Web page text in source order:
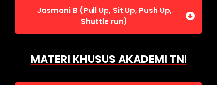
Tes Kecerdasan
Tes Kecermatan
Tes Kepribadian
Jasmani B (Pull Up, Sit Up, Push Up,
Shuttle run)
MATERI KHUSUS AKADEMI TNI